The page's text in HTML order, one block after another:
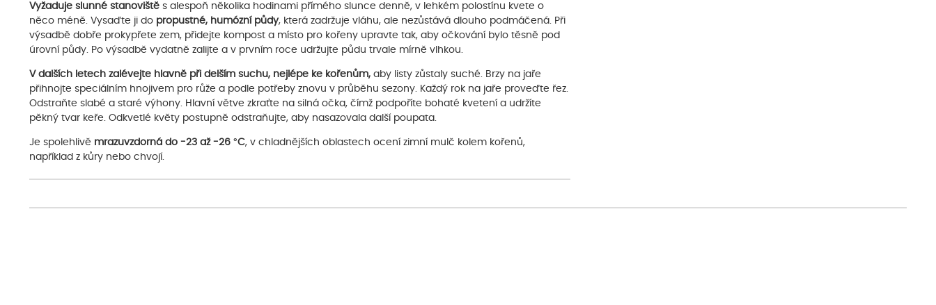
Vyžaduje slunné stanoviště s alespoň několika hodinami přímého slunce denně, v lehkém polostínu kvete o
něco méně. Vysaďte ji do propustné, humózní půdy, která zadržuje vláhu, ale nezůstává dlouho podmáčená. Při
výsadbě dobře prokypřete zem, přidejte kompost a místo pro kořeny upravte tak, aby očkování bylo těsně pod
úrovní půdy. Po výsadbě vydatně zalijte a v prvním roce udržujte půdu trvale mírně vlhkou.
V dalších letech zalévejte hlavně při delším suchu, nejlépe ke kořenům, aby listy zůstaly suché. Brzy na jaře
přihnojte speciálním hnojivem pro růže a podle potřeby znovu v průběhu sezony. Každý rok na jaře proveďte řez.
Odstraňte slabé a staré výhony. Hlavní větve zkraťte na silná očka, čímž podpoříte bohaté kvetení a udržíte
pěkný tvar keře. Odkvetlé květy postupně odstraňujte, aby nasazovala další poupata.
Je spolehlivě mrazuvzdorná do -23 až -26 °C, v chladnějších oblastech ocení zimní mulč kolem kořenů,
například z kůry nebo chvojí.